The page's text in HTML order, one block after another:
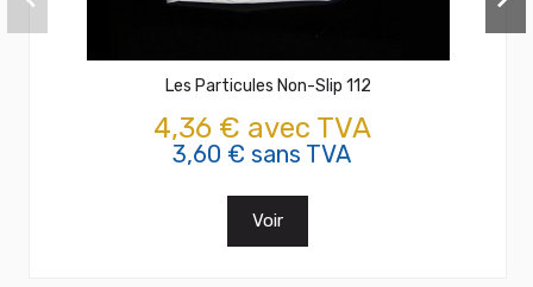
Les Particules Non-Slip 112
4,36 € avec TVA
3,60 € sans TVA
Voir